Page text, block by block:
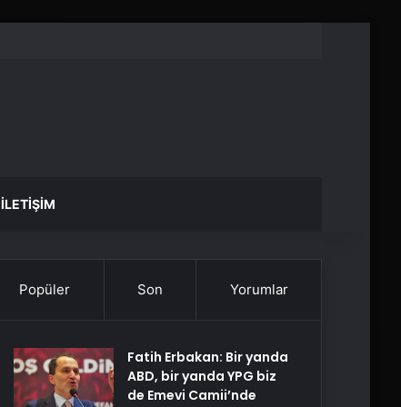
İLETIŞIM
Popüler Son Yorumlar
Fatih Erbakan: Bir yanda
ABD, bir yanda YPG biz
de Emevi Camii’nde